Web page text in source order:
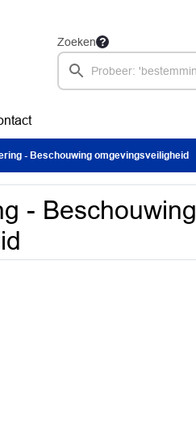
Zoeken
- Beschouwing omgevingsveiligheid
- Beschouwing